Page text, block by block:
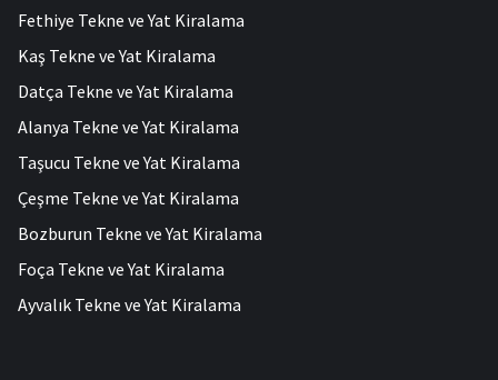
Fethiye Tekne ve Yat Kiralama
Kaş Tekne ve Yat Kiralama
Datça Tekne ve Yat Kiralama
Alanya Tekne ve Yat Kiralama
Taşucu Tekne ve Yat Kiralama
Çeşme Tekne ve Yat Kiralama
Bozburun Tekne ve Yat Kiralama
Foça Tekne ve Yat Kiralama
Ayvalık Tekne ve Yat Kiralama